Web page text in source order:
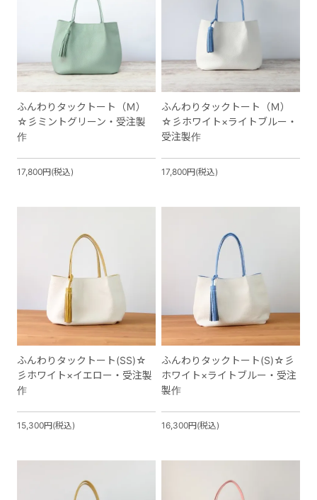
ふんわりタックトート（Ｍ）
☆彡ミントグリーン・受注製
作
17,800円(税込)
ふんわりタックトート（Ｍ）
☆彡ホワイト×ライトブルー・
受注製作
17,800円(税込)
ふんわりタックトート(SS)☆
彡ホワイト×イエロー・受注製
作
15,300円(税込)
ふんわりタックトート(S)☆彡
ホワイト×ライトブルー・受注
製作
16,300円(税込)